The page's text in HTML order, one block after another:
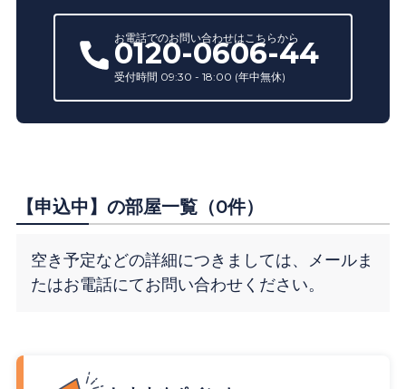
お電話でのお問い合わせはこちらから
0120-0606-44
受付時間 09:30 - 18:00 (年中無休)
【申込中】の部屋一覧（0件）
空き予定などの詳細につきましては、メールま
たはお電話にてお問い合わせください。